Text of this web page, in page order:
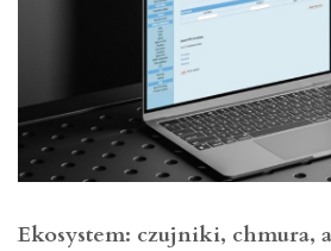
Ekosystem: czujniki, chmura,